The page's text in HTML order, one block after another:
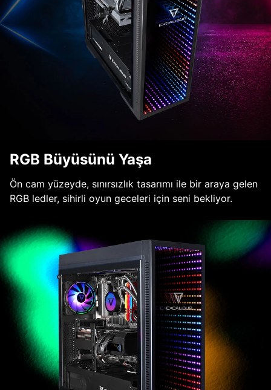
RGB Büyüsünü Yaşa
Ön cam yüzeyde, sınırsızlık tasarımı ile bir araya gelen
RGB ledler, sihirli oyun geceleri için seni bekliyor.